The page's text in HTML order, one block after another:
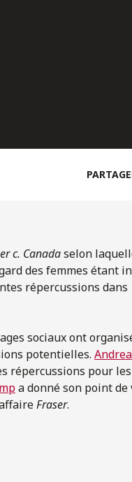
c. Canadaselon
des femmes étant
répercussions dans
sociaux ont
potentielles. Andrea
répercussions pour les
a donné son point de
Fraser.